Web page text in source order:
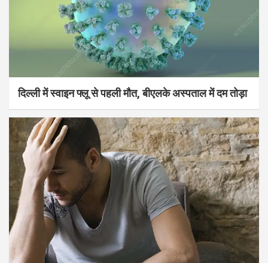
दिल्ली में स्वाइन फ्लू से पहली मौत, बीएलके अस्पताल में दम तोड़ा